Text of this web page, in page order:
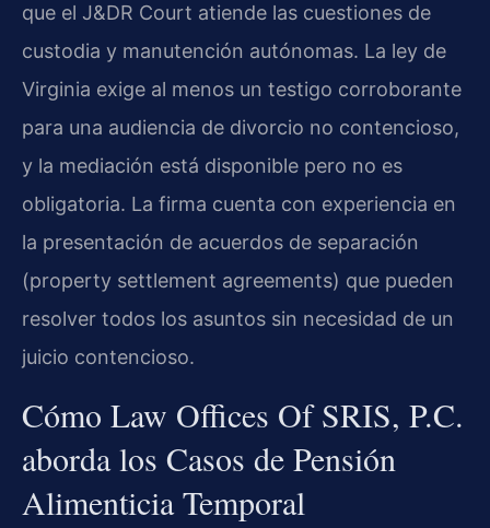
que el J&DR Court atiende las cuestiones de
custodia y manutención autónomas. La ley de
Virginia exige al menos un testigo corroborante
para una audiencia de divorcio no contencioso,
y la mediación está disponible pero no es
obligatoria. La firma cuenta con experiencia en
la presentación de acuerdos de separación
(property settlement agreements) que pueden
resolver todos los asuntos sin necesidad de un
juicio contencioso.
Cómo Law Offices Of SRIS, P.C.
aborda los Casos de Pensión
Alimenticia Temporal